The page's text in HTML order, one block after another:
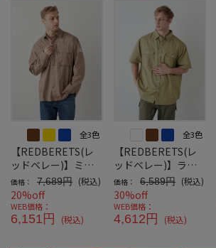
全3色
【REDBERETS(レ
ッドベレー)】ミリ
タリーカーゴオーバ
ーシャツ
価格： 7,689円 (税込)
20%off
WEB価格：
6,151円 (税込)
全3色
【REDBERETS(レ
ッドベレー)】ライ
トツイルマリンミリ
タリーシャツ
価格： 6,589円 (税込)
30%off
WEB価格：
4,612円 (税込)